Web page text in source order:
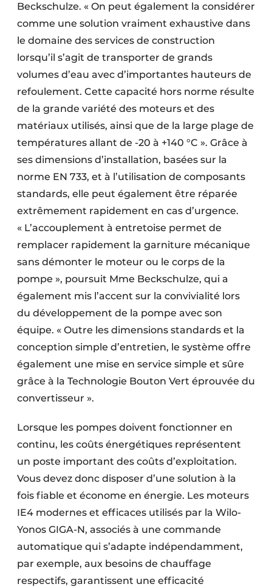
Beckschulze. « On peut également la considérer
comme une solution vraiment exhaustive dans
le domaine des services de construction
lorsqu’il s’agit de transporter de grands
volumes d’eau avec d’importantes hauteurs de
refoulement. Cette capacité hors norme résulte
de la grande variété des moteurs et des
matériaux utilisés, ainsi que de la large plage de
températures allant de -20 à +140 °C ». Grâce à
ses dimensions d’installation, basées sur la
norme EN 733, et à l’utilisation de composants
standards, elle peut également être réparée
extrêmement rapidement en cas d’urgence.
« L’accouplement à entretoise permet de
remplacer rapidement la garniture mécanique
sans démonter le moteur ou le corps de la
pompe », poursuit Mme Beckschulze, qui a
également mis l’accent sur la convivialité lors
du développement de la pompe avec son
équipe. « Outre les dimensions standards et la
conception simple d’entretien, le système offre
également une mise en service simple et sûre
grâce à la Technologie Bouton Vert éprouvée du
convertisseur ».
Lorsque les pompes doivent fonctionner en
continu, les coûts énergétiques représentent
un poste important des coûts d’exploitation.
Vous devez donc disposer d’une solution à la
fois fiable et économe en énergie. Les moteurs
IE4 modernes et efficaces utilisés par la Wilo-
Yonos GIGA-N, associés à une commande
automatique qui s’adapte indépendamment,
par exemple, aux besoins de chauffage
respectifs, garantissent une efficacité